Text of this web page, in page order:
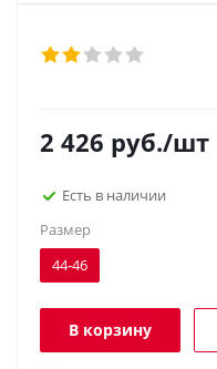
2 426 руб./шт
Есть в наличии
Размер
44-46
В корзину